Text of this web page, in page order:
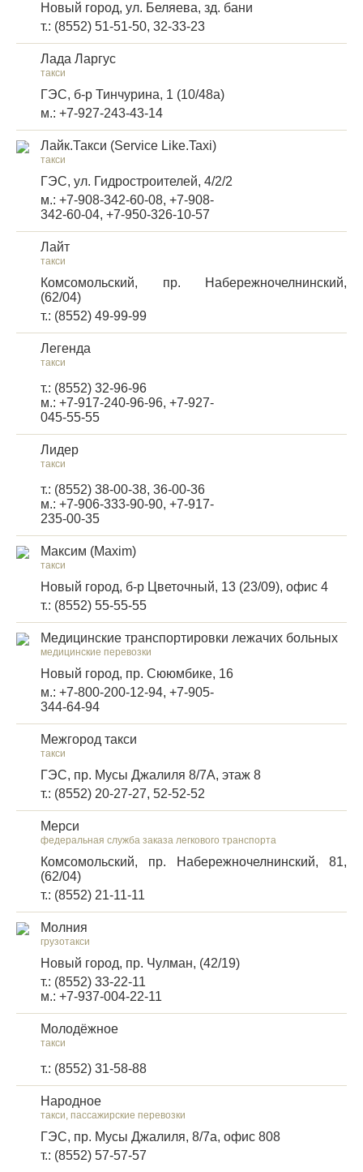
Новый город, ул. Беляева, зд. бани
т.: (8552) 51-51-50, 32-33-23
Лада Ларгус
такси
ГЭС, б-р Тинчурина, 1 (10/48а)
м.: +7-927-243-43-14
Лайк.Такси (Service Like.Taxi)
такси
ГЭС, ул. Гидростроителей, 4/2/2
м.: +7-908-342-60-08, +7-908-
342-60-04, +7-950-326-10-57
Лайт
такси
Комсомольский, пр. Набережночелнинский,
(62/04)
т.: (8552) 49-99-99
Легенда
такси
т.: (8552) 32-96-96
м.: +7-917-240-96-96, +7-927-
045-55-55
Лидер
такси
т.: (8552) 38-00-38, 36-00-36
м.: +7-906-333-90-90, +7-917-
235-00-35
Максим (Maxim)
такси
Новый город, б-р Цветочный, 13 (23/09), офис 4
т.: (8552) 55-55-55
Медицинские транспортировки лежачих больных
медицинские перевозки
Новый город, пр. Сююмбике, 16
м.: +7-800-200-12-94, +7-905-
344-64-94
Межгород такси
такси
ГЭС, пр. Мусы Джалиля 8/7А, этаж 8
т.: (8552) 20-27-27, 52-52-52
Мерси
федеральная служба заказа легкового транспорта
Комсомольский, пр. Набережночелнинский, 81,
(62/04)
т.: (8552) 21-11-11
Молния
грузотакси
Новый город, пр. Чулман, (42/19)
т.: (8552) 33-22-11
м.: +7-937-004-22-11
Молодёжное
такси
т.: (8552) 31-58-88
Народное
такси, пассажирские перевозки
ГЭС, пр. Мусы Джалиля, 8/7а, офис 808
т.: (8552) 57-57-57